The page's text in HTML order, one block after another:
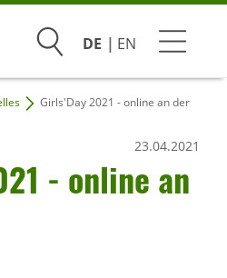
SuchenDE EN
Girls'Day 2021 - online an der
- online an
23.04.2021